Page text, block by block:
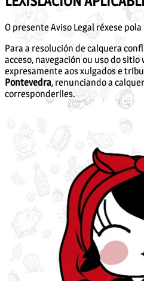
O presente Aviso Legal réxese
Para a resolución de calquera
acceso, navegación ou uso do
expresamente aos xulgados e
Pontevedra, renunciando a
corresponderlles.